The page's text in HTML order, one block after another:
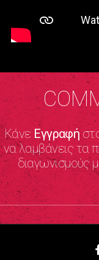
Κάνε Εγγραφή
να λαμβάνεις τα
διαγωνισμούς